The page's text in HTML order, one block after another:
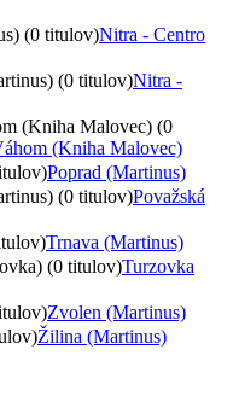
(0 titulov)Nitra - Centro
(0 titulov)Nitra -
(Kniha Malovec) (0
(Kniha Malovec)
Poprad (Martinus)
(0 titulov)Považská
Trnava (Martinus)
(0 titulov)Turzovka
Zvolen (Martinus)
Žilina (Martinus)